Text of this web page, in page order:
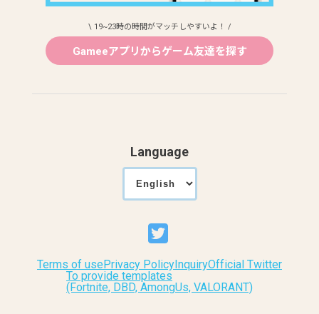
\ 19~23時の時間がマッチしやすいよ！ /
Gameeアプリからゲーム友達を探す
Language
Terms of usePrivacy Policy InquiryOfficial Twitter
To provide templates
(Fortnite, DBD, AmongUs, VALORANT)